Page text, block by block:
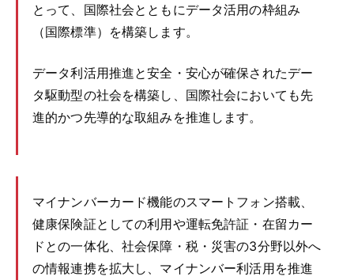
とって、国際社会とともにデータ活用の枠組み
（国際標準）を構築します。
データ利活用推進と安全・安心が確保されたデー
タ駆動型の社会を構築し、国際社会においても先
進的かつ先導的な取組みを推進します。
マイナンバーカード機能のスマートフォン搭載、
健康保険証としての利用や運転免許証・在留カー
ドとの一体化、社会保障・税・災害の3分野以外へ
の情報連携を拡大し、マイナンバー利活用を推進